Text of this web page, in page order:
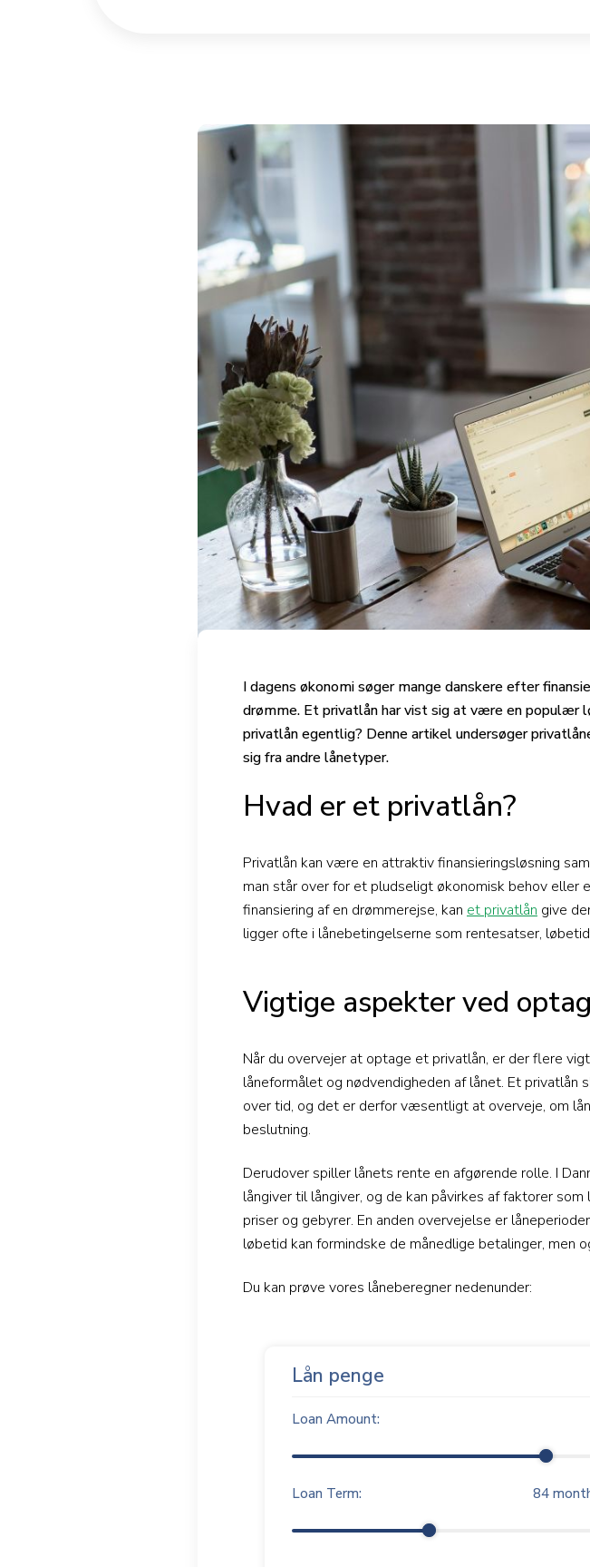
I dagens økonomi søger mange danskere efter
drømme. Et privatlån har vist sig at være en populær
privatlån egentlig? Denne artikel undersøger
sig fra andre lånetyper.
Hvad er et privatlån?
Privatlån kan være en attraktiv finansieringsløsning
man står over for et pludseligt økonomisk behov
finansiering af en drømmerejse, kan et privatlån give
ligger ofte i lånebetingelserne som rentesatser,
Vigtige aspekter ved
Når du overvejer at optage et privatlån, er der flere
låneformålet og nødvendigheden af lånet. Et
over tid, og det er derfor væsentligt at overveje, om
beslutning.
Derudover spiller lånets rente en afgørende rolle. I
långiver til långiver, og de kan påvirkes af faktorer
priser og gebyrer. En anden overvejelse er
løbetid kan formindske de månedlige betalinger, men
Du kan prøve vores låneberegner nedenunder:
Lån penge
Loan Amount:
Loan Term: 84